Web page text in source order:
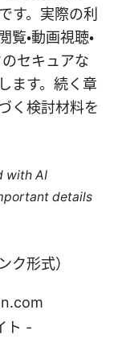
す。実際の利
・動画視聴・
のセキュアな
ます。続く章
く検討材料を
with AI
details
ク形式）
ト -